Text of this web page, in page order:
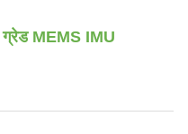
ग्रेड MEMS IMU